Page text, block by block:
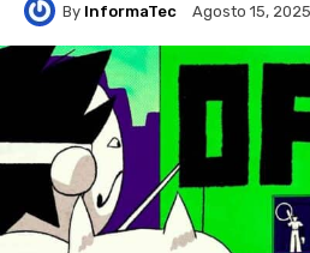
By InformaTec Agosto 15, 2025